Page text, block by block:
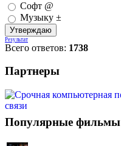
Софт @
Музыку ±
Результат
Всего ответов: 1738
Партнеры
Популярные фильмы